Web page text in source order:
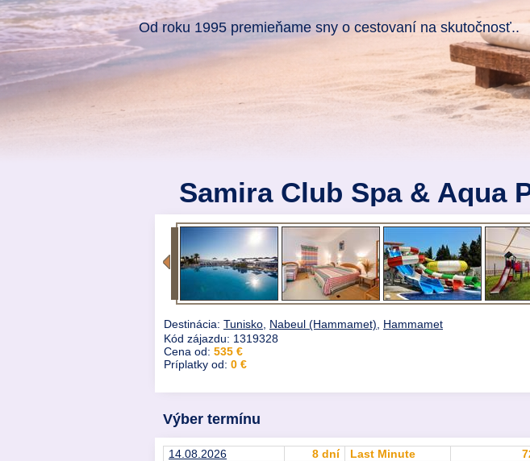
Od roku 1995 premieňame sny o cestovaní na skutočnosť..
Samira Club Spa & Aqua
Destinácia: Tunisko Nabeul (Hammamet)
Hammamet
Kód zájazdu: 1319328
Cena od: 535 €
Príplatky od: 0 €
Výber termínu
14.08.2026 8 dní Last Minute